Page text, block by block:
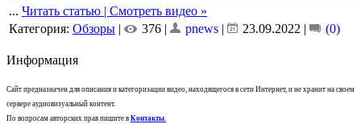
... Читать статью | Смотреть видео »
Категория: Обзоры | 376 | pnews | 23.09.2022 | (0)
Информация
Сайт предназначен для описания и категоризации видео, находящегося в сети Интернет, и не хранит на своем
сервере аудиовизуальный контент.
По вопросам авторских прав пишите в Контакты.